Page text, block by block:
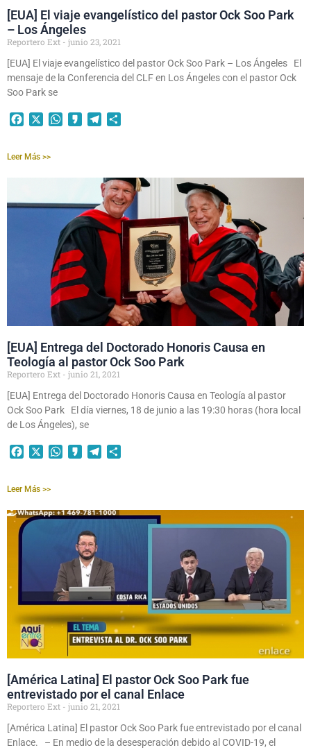
[EUA] El viaje evangelístico del pastor Ock Soo Park
– Los Ángeles
Reportero Ext
junio 23, 2021
[EUA] El viaje evangelístico del pastor Ock Soo Park – Los Ángeles El
mensaje de la Conferencia del CLF en Los Ángeles con el pastor Ock
Soo Park se
FacebookWhatsApp
KakaoTelegram
Leer Más >>
[EUA] Entrega del Doctorado Honoris Causa en
Teología al pastor Ock Soo Park
Reportero Ext
junio 21, 2021
[EUA] Entrega del Doctorado Honoris Causa en Teología al pastor
Ock Soo Park El día viernes, 18 de junio a las 19:30 horas (hora local
de Los Ángeles), se
FacebookWhatsApp
KakaoTelegram
Leer Más >>
[América Latina] El pastor Ock Soo Park fue
entrevistado por el canal Enlace
Reportero Ext
junio 21, 2021
[América Latina] El pastor Ock Soo Park fue entrevistado por el canal
Enlace. – En medio de la desesperación debido al COVID-19, el